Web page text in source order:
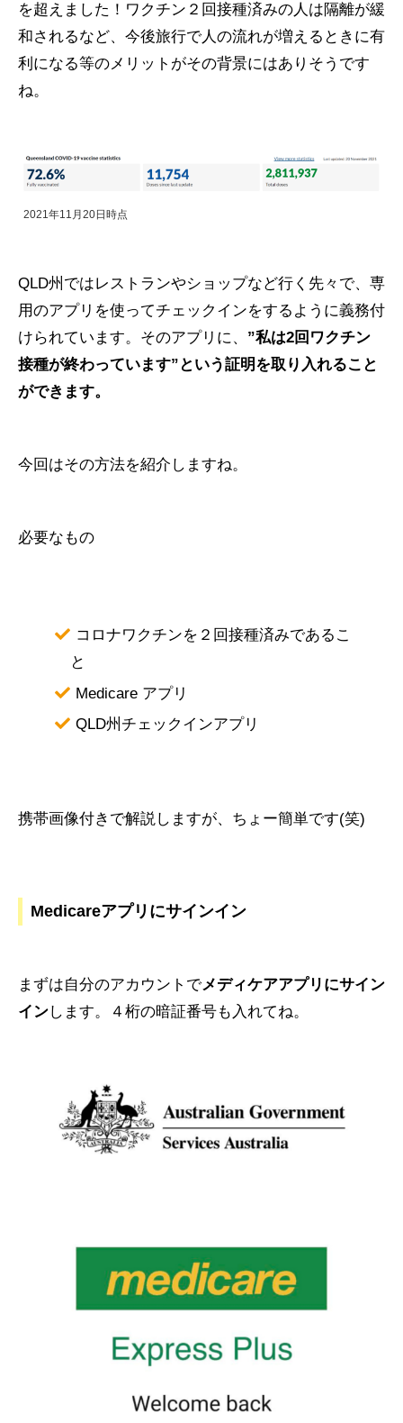
を超えました！ワクチン２回接種済みの人は隔離が緩
和されるなど、今後旅行で人の流れが増えるときに有
利になる等のメリットがその背景にはありそうです
ね。
2021年11月20日時点
QLD州ではレストランやショップなど行く先々で、専
用のアプリを使ってチェックインをするように義務付
けられています。そのアプリに、 ”私は2回ワクチン
接種が終わっています”という証明を取り入れること
ができます。
今回はその方法を紹介しますね。
必要なもの
コロナワクチンを２回接種済みであるこ
と
Medicare アプリ
QLD州チェックインアプリ
携帯画像付きで解説しますが、ちょー簡単です(笑)
Medicareアプリにサインイン
まずは自分のアカウントでメディケアアプリにサイン
インします。４桁の暗証番号も入れてね。